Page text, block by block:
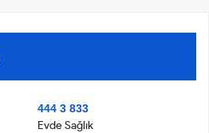
444 3 833
Evde Sağlık